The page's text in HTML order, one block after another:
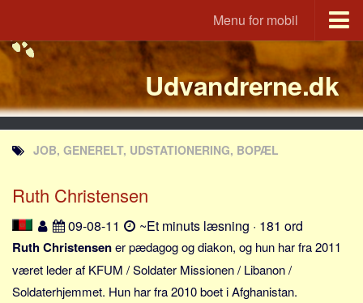
Menu for mobil
Portal
Udvandrerne.dk
Utvandrerne.no
Utvandrarna.se
Tyskland.dk
England.dk
JLKM.dk
Lande
Tyrkiet
Udvandrerne.dk
JOB, GENERELT, UDSTATIONERING, BOPÆL
Ruth Christensen
09-08-11 ~Et minuts læsning · 181 ord
Ruth Christensener pædagog og diakon, og hun har fra 2011
været leder af KFUM / Soldater Missionen / Libanon /
Soldaterhjemmet. Hun har fra 2010 boet i Afghanistan.